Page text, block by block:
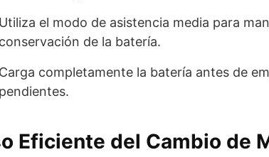
Utiliza el modo de asistencia media para
conservación de la batería.
Carga completamente la batería antes de
pendientes.
Eficiente del Cambio de